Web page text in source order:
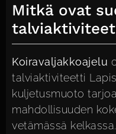
Mitkä ovat
Koiravaljakkoajelu
talviaktiviteetti
kuljetusmuoto
mahdollisuuden
vetämässä